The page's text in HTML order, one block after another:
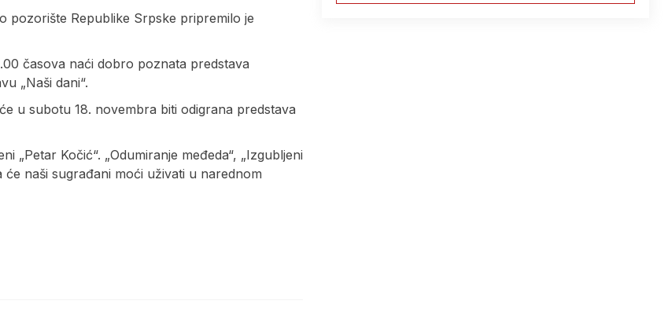
pozorište Republike Srpske pripremilo je
časova naći dobro poznata predstava
„Naši dani“.
u subotu 18. novembra biti odigrana predstava
Kočić“. „Odumiranje međeda“, „Izgubljeni
će naši sugrađani moći uživati u narednom